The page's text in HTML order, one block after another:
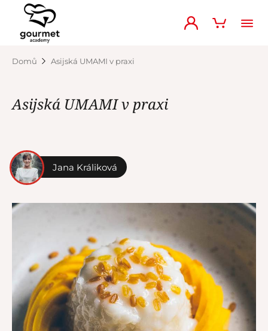
Domů Asijská UMAMI v praxi
Asijská UMAMI v praxi
Jana Králiková